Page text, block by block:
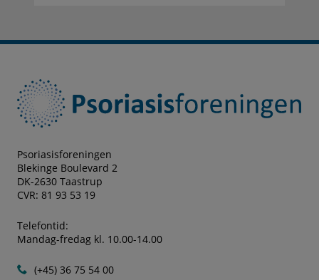
Psoriasisforeningen
Blekinge Boulevard 2
DK-2630 Taastrup
CVR: 81 93 53 19
Telefontid:
Mandag-fredag kl. 10.00-14.00
(+45) 36 75 54 00